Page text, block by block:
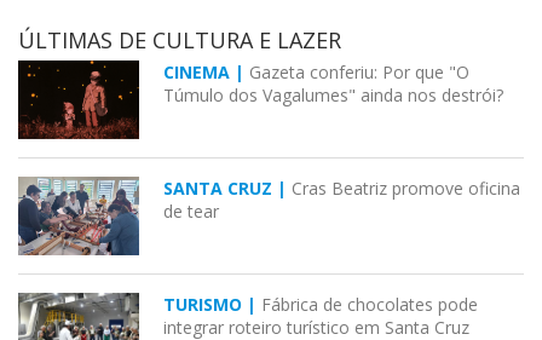
ÚLTIMAS DE CULTURA E LAZER
CINEMA | Gazeta conferiu: Por que "O
Túmulo dos Vagalumes" ainda nos destrói?
SANTA CRUZ | Cras Beatriz promove oficina
de tear
TURISMO | Fábrica de chocolates pode
integrar roteiro turístico em Santa Cruz